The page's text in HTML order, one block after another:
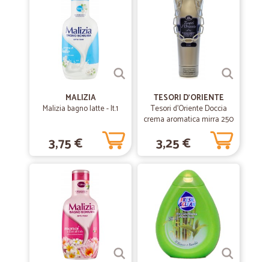
MALIZIA
Malizia bagno latte - lt.1
3,75 €
TESORI D'ORIENTE
Tesori d'Oriente Doccia
crema aromatica mirra 250
3,25 €